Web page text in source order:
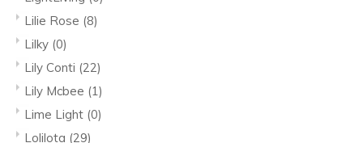
Lilie Rose (8)
Lilky (0)
Lily Conti (22)
Lily Mcbee (1)
Lime Light (0)
Lolilota (29)